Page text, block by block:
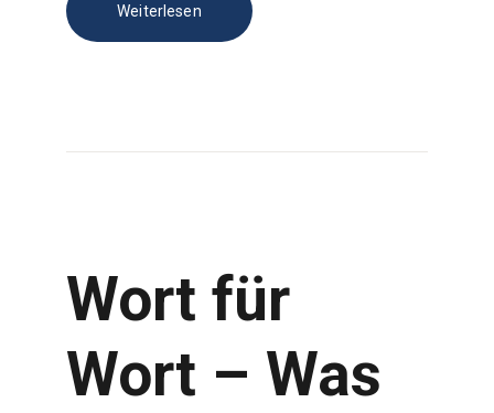
Weiterlesen
Wort für
Wort – Was